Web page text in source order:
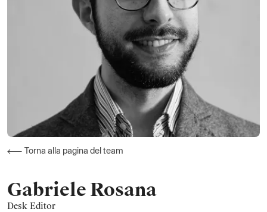
Torna alla pagina del team
Gabriele Rosana
Desk Editor